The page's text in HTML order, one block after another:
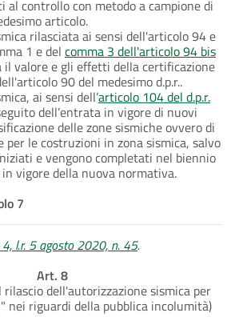
al controllo con metodo a campione di
articolo.
rilasciata ai sensi dell'articolo 94 e
1 e del comma 3 dell'articolo 94 bis
il valore e gli effetti della certificazione
90 del medesimo d.p.r..
ai sensi dell’articolo 104 del d.p.r.
dell’entrata in vigore di nuovi
delle zone sismiche ovvero di
per le costruzioni in zona sismica, salvo
e vengono completati nel biennio
vigore della nuova normativa.
7
l.r. 5 agosto 2020, n. 45.
Art. 8
dell'autorizzazione sismica per
riguardi della pubblica incolumità)